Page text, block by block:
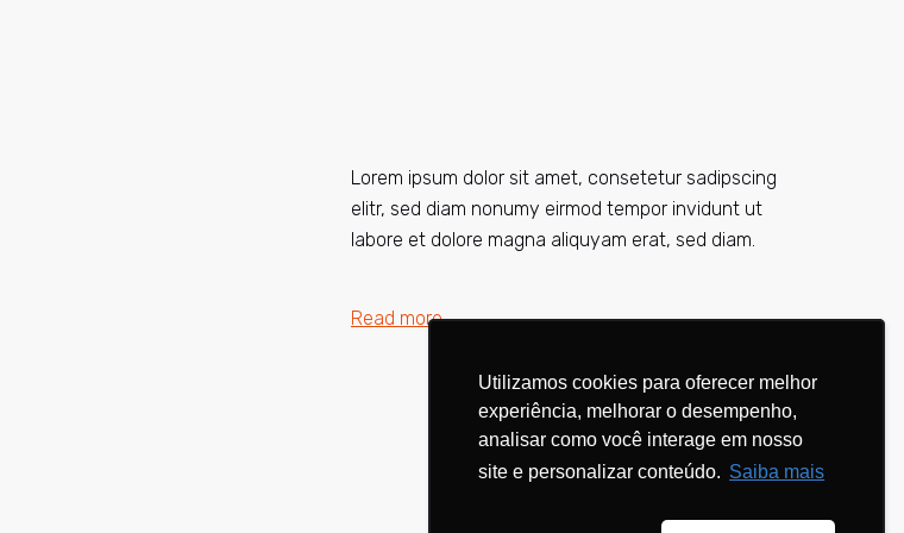
Utilizamos cookies para oferecer melhor
experiência, melhorar o desempenho,
analisar como você interage em nosso
site e personalizar conteúdo. Saiba mais
Utilizamos cookies para oferecer melhor
experiência, melhorar o desempenho,
analisar como você interage em nosso
site e personalizar conteúdo. Saiba mais
Lorem ipsum dolor sit amet, consetetur sadipscing
elitr, sed diam nonumy eirmod tempor invidunt ut
labore et dolore magna aliquyam erat, sed diam.
Read more